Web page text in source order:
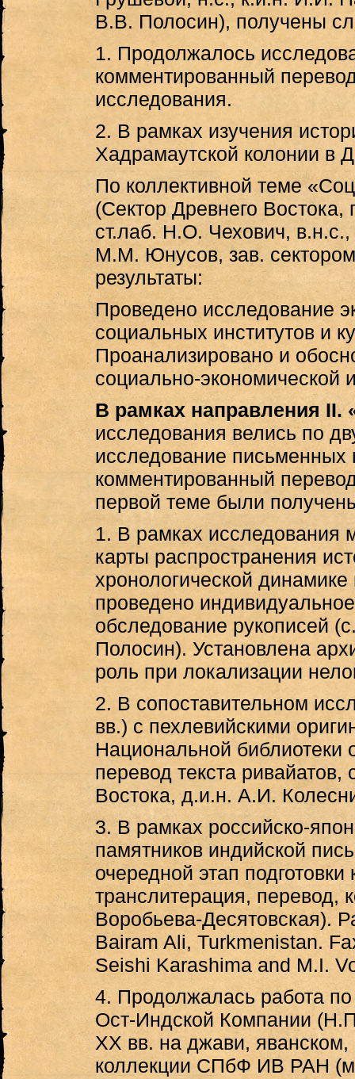
В.В. Полосин), получены
1. Продолжалось
комментированный
исследования.
2. В рамках изучения
Хадрамаутской колонии в
По коллективной теме
(Сектор Древнего
ст.лаб. Н.О. Чехович,
М.М. Юнусов, зав.
результаты:
Проведено исследование
социальных институтов и
Проанализировано и
социально-экономической
В рамках направления II.
исследования велись по
исследование письменных
комментированный
первой теме были
1. В рамках исследования
карты распространения
хронологической
проведено
обследование рукописей
Полосин). Установлена
роль при локализации
2. В сопоставительном
вв.) с пехлевийскими
Национальной библиотеки
перевод текста
Востока, д.и.н. А.И.
3. В рамках российско-
памятников индийской
очередной этап
транслитерация,
Воробьева-Десятовская).
Bairam Ali, Turkmenistan.
Seishi Karashima and M.I.
4. Продолжалась работа
Ост-Индской Компании
XX вв. на джави, яванском,
коллекции СПбФ ИВ РАН